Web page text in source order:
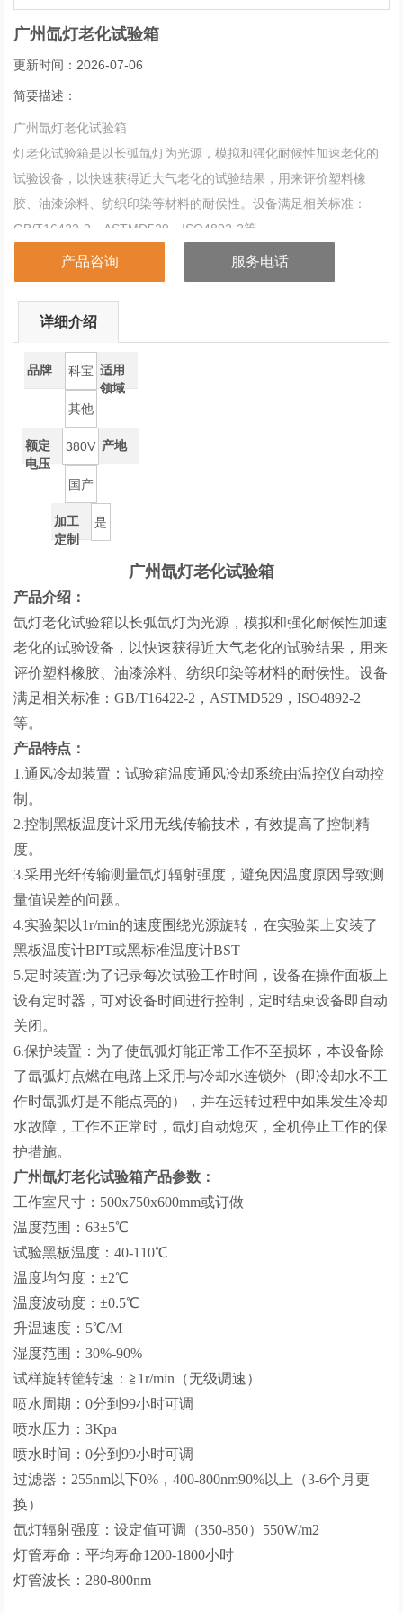
广州氙灯老化试验箱
更新时间：2026-07-06
简要描述：
广州氙灯老化试验箱
灯老化试验箱是以长弧氙灯为光源，模拟和强化耐候性加速老化的
试验设备，以快速获得近大气老化的试验结果，用来评价塑料橡
胶、油漆涂料、纺织印染等材料的耐侯性。设备满足相关标准：
GB/T16422-2，ASTMD529，ISO4892-2等。
产品咨询 服务电话
详细介绍
品牌 科宝 适用
领域
其他
额定
电压
380V 产地
国产
加工
定制
是
广州氙灯老化试验箱
产品介绍：
氙灯老化试验箱以长弧氙灯为光源，模拟和强化耐候性加速
老化的试验设备，以快速获得近大气老化的试验结果，用来
评价塑料橡胶、油漆涂料、纺织印染等材料的耐侯性。设备
满足相关标准：GB/T16422-2，ASTMD529，ISO4892-2
等。
产品特点：
1.通风冷却装置：试验箱温度通风冷却系统由温控仪自动控
制。
2.控制黑板温度计采用无线传输技术，有效提高了控制精
度。
3.采用光纤传输测量氙灯辐射强度，避免因温度原因导致测
量值误差的问题。
4.实验架以1r/min的速度围绕光源旋转，在实验架上安装了
黑板温度计BPT或黑标准温度计BST
5.定时装置:为了记录每次试验工作时间，设备在操作面板上
设有定时器，可对设备时间进行控制，定时结束设备即自动
关闭。
6.保护装置：为了使氙弧灯能正常工作不至损坏，本设备除
了氙弧灯点燃在电路上采用与冷却水连锁外（即冷却水不工
作时氙弧灯是不能点亮的），并在运转过程中如果发生冷却
水故障，工作不正常时，氙灯自动熄灭，全机停止工作的保
护措施。
广州氙灯老化试验箱产品参数：
工作室尺寸：500x750x600mm或订做
温度范围：63±5℃
试验黑板温度：40-110℃
温度均匀度：±2℃
温度波动度：±0.5℃
升温速度：5℃/M
湿度范围：30%-90%
试样旋转筐转速：≧1r/min（无级调速）
喷水周期：0分到99小时可调
喷水压力：3Kpa
喷水时间：0分到99小时可调
过滤器：255nm以下0%，400-800nm90%以上（3-6个月更
换）
氙灯辐射强度：设定值可调（350-850）550W/m2
灯管寿命：平均寿命1200-1800小时
灯管波长：280-800nm